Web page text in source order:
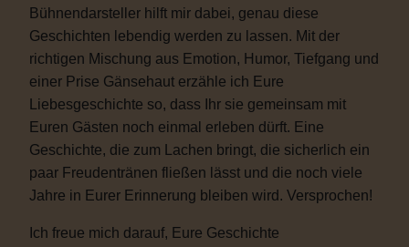
Bühnendarsteller hilft mir dabei, genau diese
Geschichten lebendig werden zu lassen. Mit der
richtigen Mischung aus Emotion, Humor, Tiefgang und
einer Prise Gänsehaut erzähle ich Eure
Liebesgeschichte so, dass Ihr sie gemeinsam mit
Euren Gästen noch einmal erleben dürft. Eine
Geschichte, die zum Lachen bringt, die sicherlich ein
paar Freudentränen fließen lässt und die noch viele
Jahre in Eurer Erinnerung bleiben wird. Versprochen!
Ich freue mich darauf, Eure Geschichte